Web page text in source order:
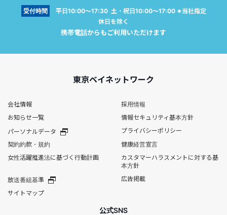
受付時間
平日10:00～17:30 土・祝日10:00～17:00 ※当社指定
休日を除く
携帯電話からもご利用いただけます
東京ベイネットワーク
会社情報
採用情報
お知らせ一覧
情報セキュリティ基本方針
パーソナルデータ
プライバシーポリシー
契約約款・規約
健康経営宣言
女性活躍推進法に基づく行動計画
カスタマーハラスメントに対する基
本方針
放送番組基準
広告掲載
サイトマップ
公式SNS